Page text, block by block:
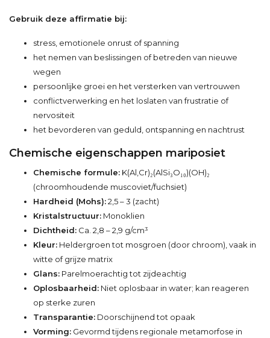
Gebruik deze affirmatie bij:
stress, emotionele onrust of spanning
het nemen van beslissingen of betreden van nieuwe
wegen
persoonlijke groei en het versterken van vertrouwen
conflictverwerking en het loslaten van frustratie of
nervositeit
het bevorderen van geduld, ontspanning en nachtrust
Chemische eigenschappen mariposiet
Chemische formule: K(Al,Cr)₂(AlSi₃O₁₀)(OH)₂
(chroomhoudende muscoviet/fuchsiet)
Hardheid (Mohs):2,5 – 3 (zacht)
Kristalstructuur: Monoklien
Dichtheid: Ca. 2,8 – 2,9 g/cm³
Kleur: Heldergroen tot mosgroen (door chroom), vaak in
witte of grijze matrix
Glans: Parelmoerachtig tot zijdeachtig
Oplosbaarheid: Niet oplosbaar in water; kan reageren
op sterke zuren
Transparantie: Doorschijnend tot opaak
Vorming: Gevormd tijdens regionale metamorfose in